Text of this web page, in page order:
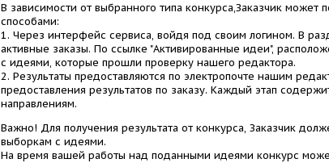
В зависимости от выбранного типа конкурса,Заказчик может
способами:
1. Через интерфейс сервиса, войдя под своим логином. В
активные заказы. По ссылке "Активированные идеи",
с идеями, которые прошли проверку нашего редактора.
2. Результаты предоставляются по электропочте нашим
предоставления результатов по заказу. Каждый этап
направлениям.
Важно! Для получения результата от конкурса, Заказчик
выборкам с идеями.
На время вашей работы над поданными идеями конкурс